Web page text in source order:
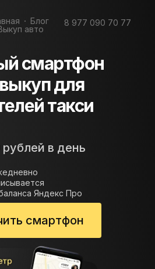
Блог
авто
8 977 090 70 77
смартфон
для
такси
рублей в день
Яндекс Про
смартфон